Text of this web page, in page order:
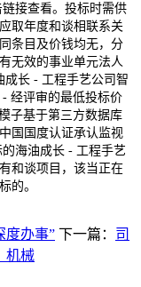
接查看。投标时需供
取年度和谈相联系关
条目及价钱均无，分
无效的事业单元法人
成长 - 工程手艺公司智
经评审的最低投标价
子基于第三方数据库
国国度认证承认监视
海油成长 - 工程手艺
和谈项目，该当正在
的。
度办事” 下一篇： 司
机械